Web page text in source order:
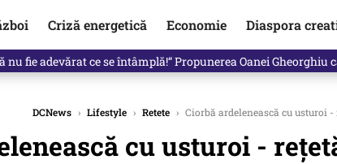
Criză energetică Economie Diaspora
primul buletin electronic, decizia luată astăzi de Guvern
DCNews › Lifestyle › Retete › Ciorbă ardelenească cu usturoi
cu usturoi -